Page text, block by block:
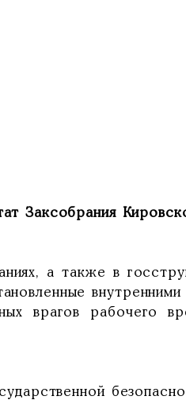
Заксобрания
а также в
врагов рабочего